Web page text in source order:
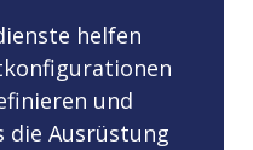
helfen
und
die Ausrüstung